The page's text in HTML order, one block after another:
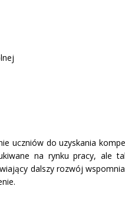
uczniów do uzyskania
na rynku pracy, ale
dalszy rozwój